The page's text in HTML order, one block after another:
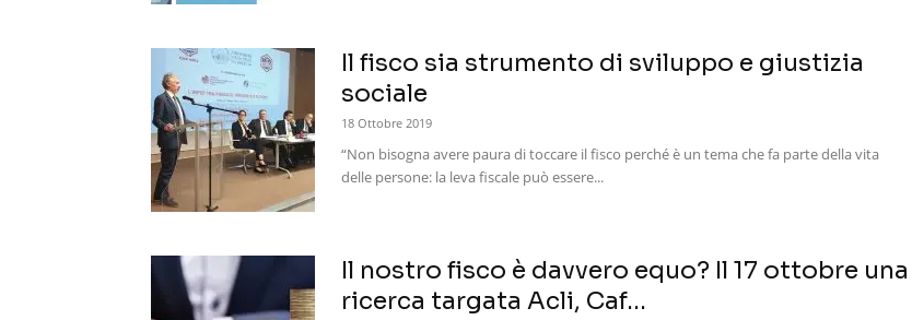
Il fisco sia strumento di sviluppo e giustizia
sociale
18 Ottobre 2019
“Non bisogna avere paura di toccare il fisco perché è un tema che fa parte della vita
delle persone: la leva fiscale può essere...
Il nostro fisco è davvero equo? Il 17 ottobre una
ricerca targata Acli, Caf...